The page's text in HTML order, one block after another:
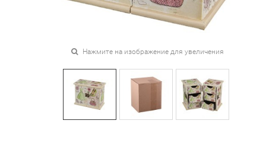
Нажмите на изображение для увеличения